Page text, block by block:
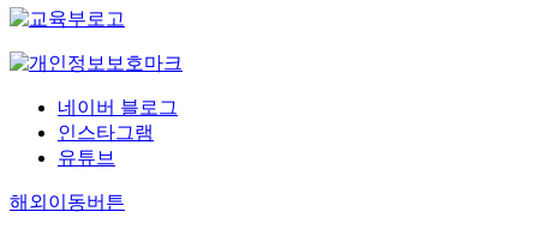
네이버 블로그
인스타그램
유튜브
해외이동버튼